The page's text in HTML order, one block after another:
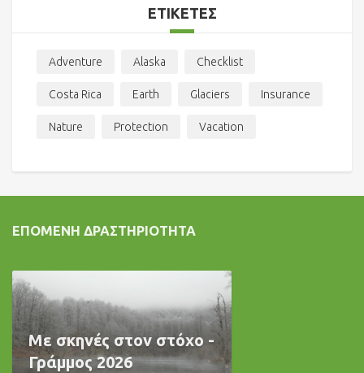
ΕΤΙΚΈΤΕΣ
Adventure Alaska Checklist
Costa Rica Earth Glaciers Insurance
Nature Protection Vacation
ΕΠΌΜΕΝΗ ΔΡΑΣΤΗΡΙΌΤΗΤΑ
Με σκηνές στον στόχο -
Γράμμος 2026